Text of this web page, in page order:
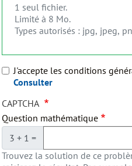
1 seul fichier.
Limité à 8 Mo.
Types autorisés : jpg, jpeg,
J'accepte les conditions
Consulter
CAPTCHA
Question mathématique
3 + 1 =
Trouvez la solution de ce